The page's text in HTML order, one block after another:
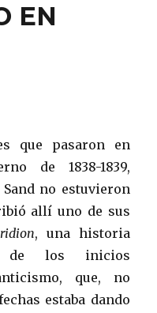
EN
que pasaron en
de 1838-1839,
no estuvieron
allí uno de sus
, una historia
de los inicios
que, no
estaba dando